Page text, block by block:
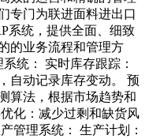
专门为联进面料进出口
系统，提供全面、细致
的业务流程和管理方
统： 实时库存跟踪：
自动记录库存变动。 预
算法，根据市场趋势和
化：减少过剩和缺货风
管理系统： 生产计划：